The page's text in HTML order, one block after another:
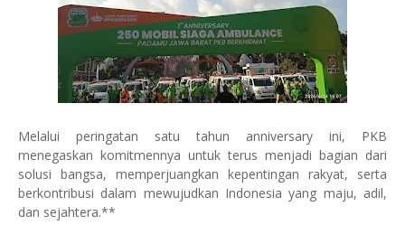
Melalui peringatan satu tahun anniversary ini, PKB
menegaskan komitmennya untuk terus menjadi bagian dari
solusi bangsa, memperjuangkan kepentingan rakyat, serta
berkontribusi dalam mewujudkan Indonesia yang maju, adil,
dan sejahtera.**